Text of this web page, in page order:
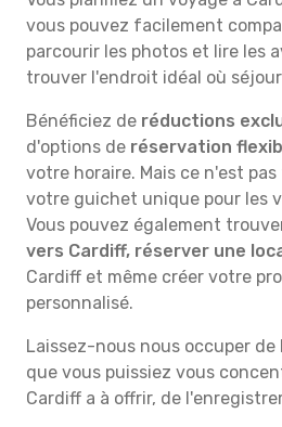
vous pouvez facilement
parcourir les photos et lire les
trouver l'endroit idéal où
Bénéficiez de réductions
d'options de réservation
votre horaire. Mais ce n'est
votre guichet unique pour les
Vous pouvez également
vers Cardiff, réserver une
Cardiff et même créer votre
personnalisé.
Laissez-nous nous occuper
que vous puissiez vous
Cardiff a à offrir, de